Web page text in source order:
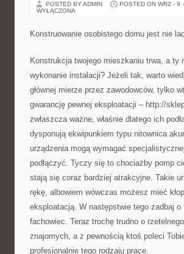
POSTED BY ADMIN POSTED ON WRZ - 9
WYŁĄCZONA
Konstruowanie osobistego domu jest nie
Konstrukcja twojego mieszkaniu trwa, a
wykonanie instalacji? Jeżeli tak, warto
głównej mierze przez zawodowców, tylko
gwarancję pewnej eksploatacji – http://
zwłaszcza ważne, właśnie dlatego ich
dysponują ekwipunkiem typu nitownica
urządzenia mogą wymagać
podłączyć. Tyczy się to chociażby pomp
stają się coraz bardziej atrakcyjne. Takie
rękę, albowiem wówczas możesz mieć
eksploatacją. W następstwie tego zadbaj o
fachowiec. Teraz trochę trudno o
znajomych, a z pewnością ktoś poleci
profesjonalnie tego rodzaju prace.